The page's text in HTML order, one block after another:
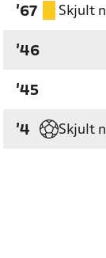
'67 Skjult
'46
'45
'4 Skjult